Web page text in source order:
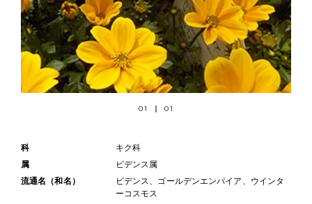
01 01
科
キク科
属
ビデンス属
流通名（和名）
ビデンス、ゴールデンエンパイア、ウインタ
ーコスモス